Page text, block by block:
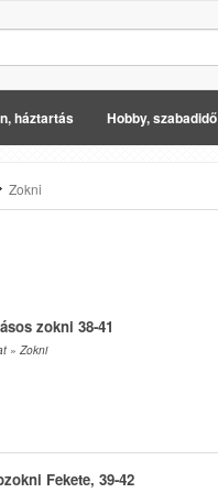
háztartás Hobby, szabadidő
Zokni
zokni 38-41
» Zokni
Fekete, 39-42